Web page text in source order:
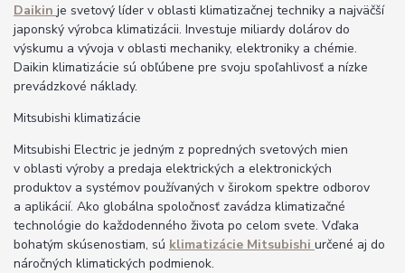
Daikin je svetový líder v oblasti klimatizačnej techniky a najväčší
japonský výrobca klimatizácii. Investuje miliardy dolárov do
výskumu a vývoja v oblasti mechaniky, elektroniky a chémie.
Daikin klimatizácie sú obľúbene pre svoju spoľahlivosť a nízke
prevádzkové náklady.
Mitsubishi klimatizácie
Mitsubishi Electric je jedným z popredných svetových mien
v oblasti výroby a predaja elektrických a elektronických
produktov a systémov používaných v širokom spektre odborov
a aplikácií. Ako globálna spoločnosť zavádza klimatizačné
technológie do každodenného života po celom svete. Vďaka
bohatým skúsenostiam, sú klimatizácie Mitsubishi určené aj do
náročných klimatických podmienok.